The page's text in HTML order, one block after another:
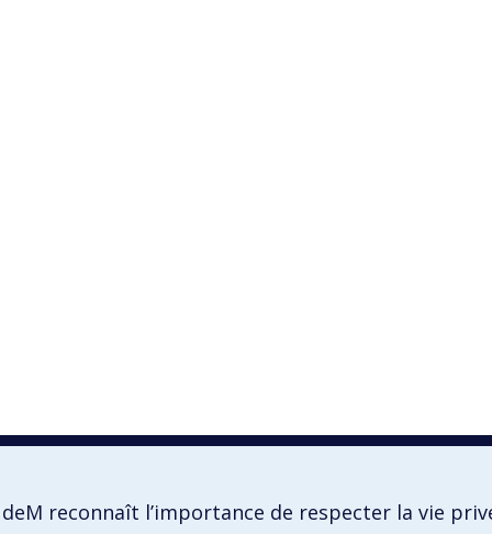
reconnaît l’importance de respecter la vie